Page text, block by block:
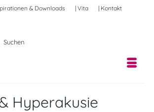
& Downloads | Vita | Kontakt
Hyperakusie